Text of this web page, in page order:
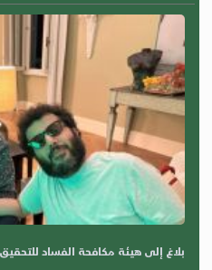
بلاغ إلى هيئة مكافحة الفساد